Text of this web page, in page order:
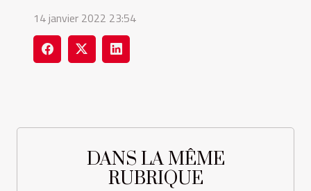
14 janvier 2022 23:54
DANS LA MÊME
RUBRIQUE